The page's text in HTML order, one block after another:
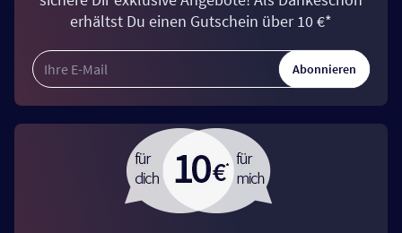
erhältst Du einen Gutschein über 10 €*
Abonnieren